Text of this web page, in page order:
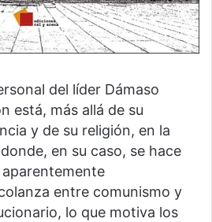
del líder Dámaso
está, más allá de su
y de su religión, en la
en su caso, se hace
entre comunismo y
lo que motiva los